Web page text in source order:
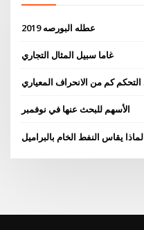
عطله البورصه 2019
غاما سبيل المثال التجاري
كم من الانحراف المعياري
الأسهم للبحث عنها في نوفمبر
لماذا يقاس النفط الخام بالبراميل